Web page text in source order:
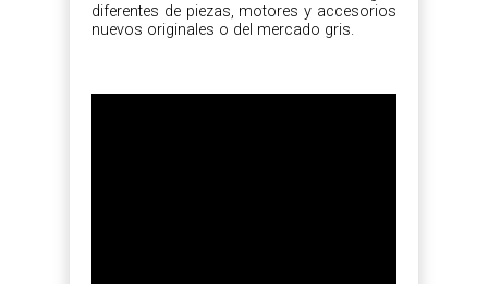
diferentes de piezas, motores y accesorios
nuevos originales o del mercado gris.